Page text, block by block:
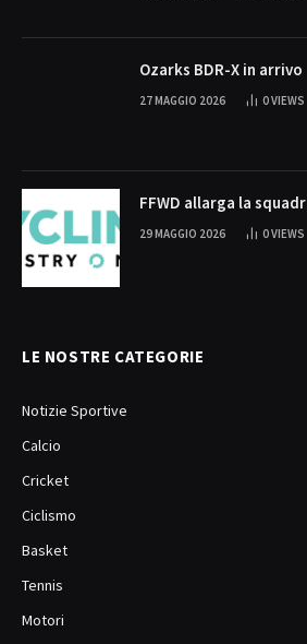
Ozarks BDR-X in arrivo
27 MAGGIO 2026 0VIEWS
FFWD allarga la
29 MAGGIO 2026 0VIEWS
LE NOSTRE CATEGORIE
Notizie Sportive
Calcio
Cricket
Ciclismo
Basket
Tennis
Motori